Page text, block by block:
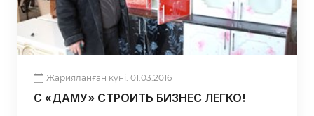
Жарияланған күні: 01.03.2016
С «ДАМУ» СТРОИТЬ БИЗНЕС ЛЕГКО!